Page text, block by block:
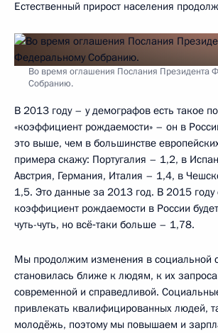
Естественный прирост населения
Во время оглашения Послания Президента
Собранию.
В 2013 году – у демографов есть такое
«коэффициент рождаемости» – он в
это выше, чем в большинстве
примера скажу: Португалия – 1,2, в
Австрия, Германия, Италия – 1,4, в
1,5. Это данные за 2013 год. В 2015
коэффициент рождаемости в России
чуть-чуть, но всё‑таки больше – 1,78.
Мы продолжим изменения в социальной
становилась ближе к людям, к их
современной и справедливой.
привлекать квалифицированных людей,
молодёжь, поэтому мы повышаем и